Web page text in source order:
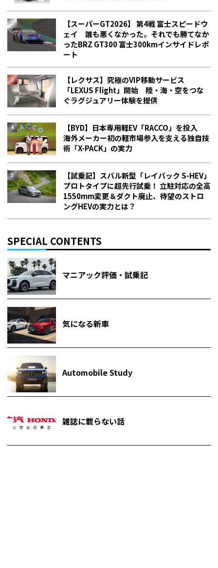
【スーパーGT2026】 第4戦 富士スピードウ
ェイ 誰も悪くなかった。それでも勝てなか
った――BRZ GT300 富士300kmインサイドレポ
ート
【レクサス】究極のVIP移動サービス
「LEXUS Flight」開始 陸・海・空をつな
ぐラグジュアリー体験を提供
【BYD】日本専用軽EV「RACCO」を投入
海外メーカー初の軽市場参入を支える独自技
術「X-PACK」の実力
【試乗記】スバル新型「レイバック S-HEV」
プロトタイプに超先行試乗！ 立駐対応の全高
1550mm変更＆ダクト廃止、待望のストロ
ングHEVの実力とは？
SPECIAL CONTENTS
マニアック評価・試乗記
気になる新車
Automobile Study
雑誌に載らない話